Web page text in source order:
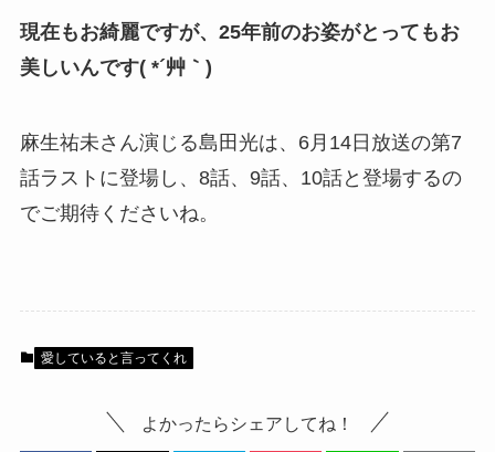
現在もお綺麗ですが、25年前のお姿がとってもお
美しいんです( *´艸｀)
麻生祐未さん演じる島田光は、6月14日放送の第7
話ラストに登場し、8話、9話、10話と登場するの
でご期待くださいね。
愛していると言ってくれ
よかったらシェアしてね！